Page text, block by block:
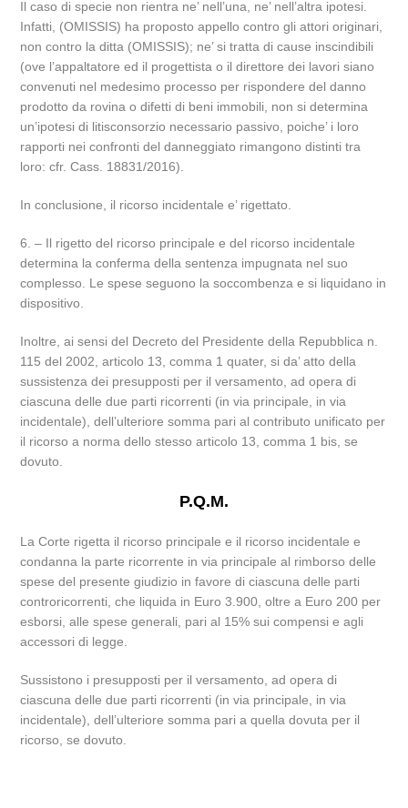
Il caso di specie non rientra ne’ nell’una, ne’ nell’altra ipotesi.
Infatti, (OMISSIS) ha proposto appello contro gli attori originari,
non contro la ditta (OMISSIS); ne’ si tratta di cause inscindibili
(ove l’appaltatore ed il progettista o il direttore dei lavori siano
convenuti nel medesimo processo per rispondere del danno
prodotto da rovina o difetti di beni immobili, non si determina
un’ipotesi di litisconsorzio necessario passivo, poiche’ i loro
rapporti nei confronti del danneggiato rimangono distinti tra
loro: cfr. Cass. 18831/2016).
In conclusione, il ricorso incidentale e’ rigettato.
6. – Il rigetto del ricorso principale e del ricorso incidentale
determina la conferma della sentenza impugnata nel suo
complesso. Le spese seguono la soccombenza e si liquidano in
dispositivo.
Inoltre, ai sensi del Decreto del Presidente della Repubblica n.
115 del 2002, articolo 13, comma 1 quater, si da’ atto della
sussistenza dei presupposti per il versamento, ad opera di
ciascuna delle due parti ricorrenti (in via principale, in via
incidentale), dell’ulteriore somma pari al contributo unificato per
il ricorso a norma dello stesso articolo 13, comma 1 bis, se
dovuto.
P.Q.M.
La Corte rigetta il ricorso principale e il ricorso incidentale e
condanna la parte ricorrente in via principale al rimborso delle
spese del presente giudizio in favore di ciascuna delle parti
controricorrenti, che liquida in Euro 3.900, oltre a Euro 200 per
esborsi, alle spese generali, pari al 15% sui compensi e agli
accessori di legge.
Sussistono i presupposti per il versamento, ad opera di
ciascuna delle due parti ricorrenti (in via principale, in via
incidentale), dell’ulteriore somma pari a quella dovuta per il
ricorso, se dovuto.